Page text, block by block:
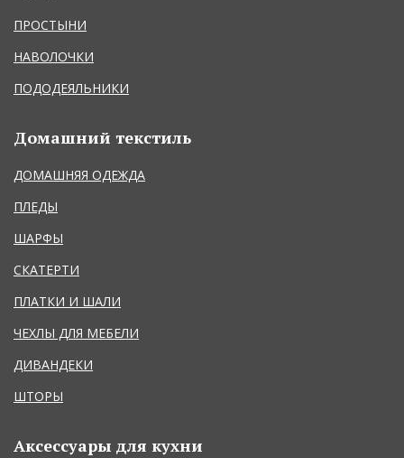
ПРОСТЫНИ
НАВОЛОЧКИ
ПОДОДЕЯЛЬНИКИ
Домашний текстиль
ДОМАШНЯЯ ОДЕЖДА
ПЛЕДЫ
ШАРФЫ
СКАТЕРТИ
ПЛАТКИ И ШАЛИ
ЧЕХЛЫ ДЛЯ МЕБЕЛИ
ДИВАНДЕКИ
ШТОРЫ
Аксессуары для кухни